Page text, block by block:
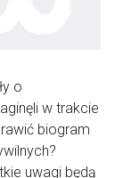
o
w trakcie
biogram
uwagi będą